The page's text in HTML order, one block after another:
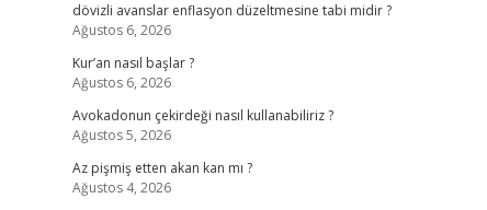
dövizli avanslar enflasyon düzeltmesine tabi midir ?
Ağustos 6, 2026
Kur’an nasıl başlar ?
Ağustos 6, 2026
Avokadonun çekirdeği nasıl kullanabiliriz ?
Ağustos 5, 2026
Az pişmiş etten akan kan mı ?
Ağustos 4, 2026